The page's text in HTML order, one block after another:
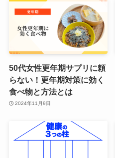
50代女性更年期サプリに頼
らない！更年期対策に効く
食べ物と方法とは
2024年11月9日